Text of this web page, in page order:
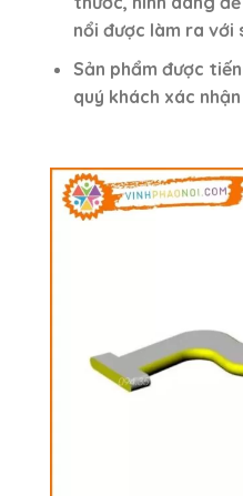
nổi được làm ra với
Sản phẩm được
quý khách xác nhận